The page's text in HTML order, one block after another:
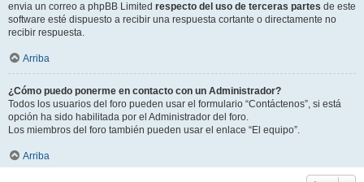
envia un correo a phpBB Limited respecto del uso de terceras partes de este
software esté dispuesto a recibir una respuesta cortante o directamente no
recibir respuesta.
Arriba
¿Cómo puedo ponerme en contacto con un Administrador?
Todos los usuarios del foro pueden usar el formulario “Contáctenos”, si está
opción ha sido habilitada por el Administrador del foro.
Los miembros del foro también pueden usar el enlace “El equipo”.
Arriba